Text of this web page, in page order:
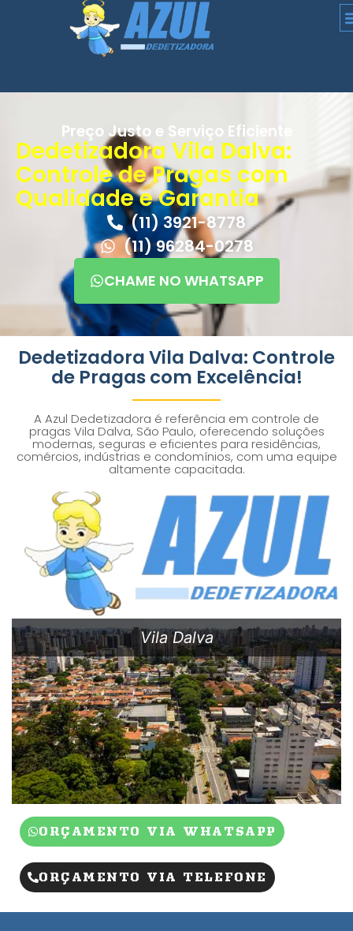
Preço Justo e Serviço Eficiente
Dedetizadora Vila Dalva:
Controle de Pragas com
Qualidade e Garantia
(11) 3921-8778
(11) 96284-0278
CHAME NO WHATSAPP
Dedetizadora Vila Dalva: Controle
de Pragas com Excelência!
A Azul Dedetizadora é referência em controle de
pragas Vila Dalva, São Paulo, oferecendo soluções
modernas, seguras e eficientes para residências,
comércios, indústrias e condomínios, com uma equipe
altamente capacitada.
Vila Dalva
ORÇAMENTO VIA WHATSAPP
ORÇAMENTO VIA TELEFONE